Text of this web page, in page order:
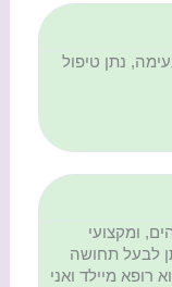
נתן טיפול
ומקצועי
לבעל תחושה
מיילד ואני